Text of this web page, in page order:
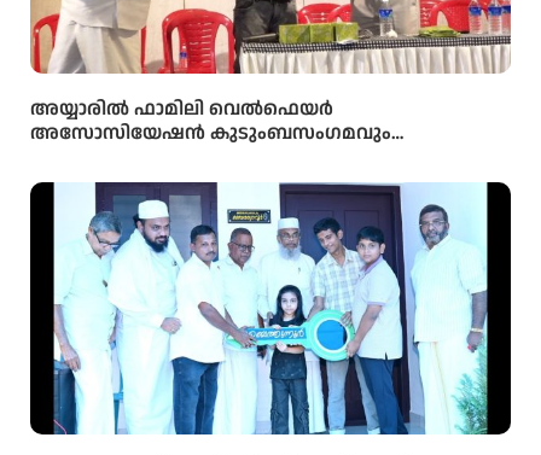
അയ്യാരിൽ ഫാമിലി വെൽഫെയർ
അസോസിയേഷൻ കുടുംബസംഗമവും